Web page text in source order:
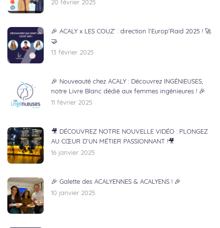
20 février 2025
🎉 ACALY x LES COUZ’ : direction l’Europ’Raid 2025 ! 🚀
🤝
13 février 2025
🎉 Nouveauté chez ACALY : Découvrez INGÉNIEUSES,
notre Livre Blanc dédié aux femmes ingénieures ! 🎉
11 février 2025
🎥 DÉCOUVREZ NOTRE NOUVELLE VIDÉO : PLONGEZ
AU CŒUR D’UN MÉTIER PASSIONNANT !🎥
16 janvier 2025
🎉 Galette des ACALYENNES & ACALYENS ! 🎉
10 janvier 2025